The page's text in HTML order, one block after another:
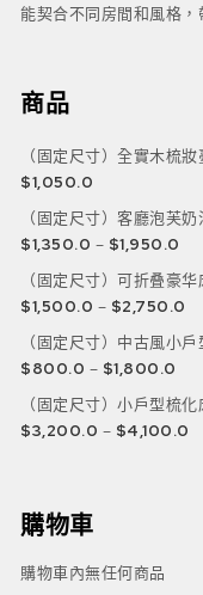
能契合不同房間和風格，
商品
（固定尺寸）全實木梳
$1,050.0
（固定尺寸）客廳泡芙
$1,350.0 – $1,950.0
（固定尺寸）可折叠豪
$1,500.0 – $2,750.0
（固定尺寸）中古風小
$800.0 – $1,800.0
（固定尺寸）小戶型梳
$3,200.0 – $4,100.0
購物車
購物車內無任何商品